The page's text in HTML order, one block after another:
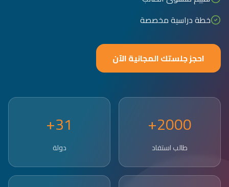
خطة دراسية مخصصة
احجز جلستك المجانية الآن
2000+
طالب استفاد
31+
دولة